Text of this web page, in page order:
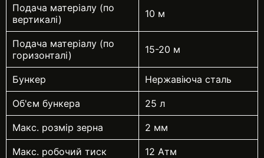
Подача матеріалу (по
вертикалі)
10 м
Подача матеріалу (по
горизонталі)
15-20 м
Бункер Нержавіюча сталь
Об'єм бункера 25 л
Макс. розмір зерна 2 мм
Макс. робочий тиск 12 Атм